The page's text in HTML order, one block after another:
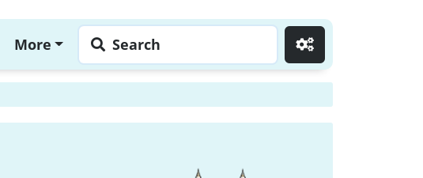
More Search